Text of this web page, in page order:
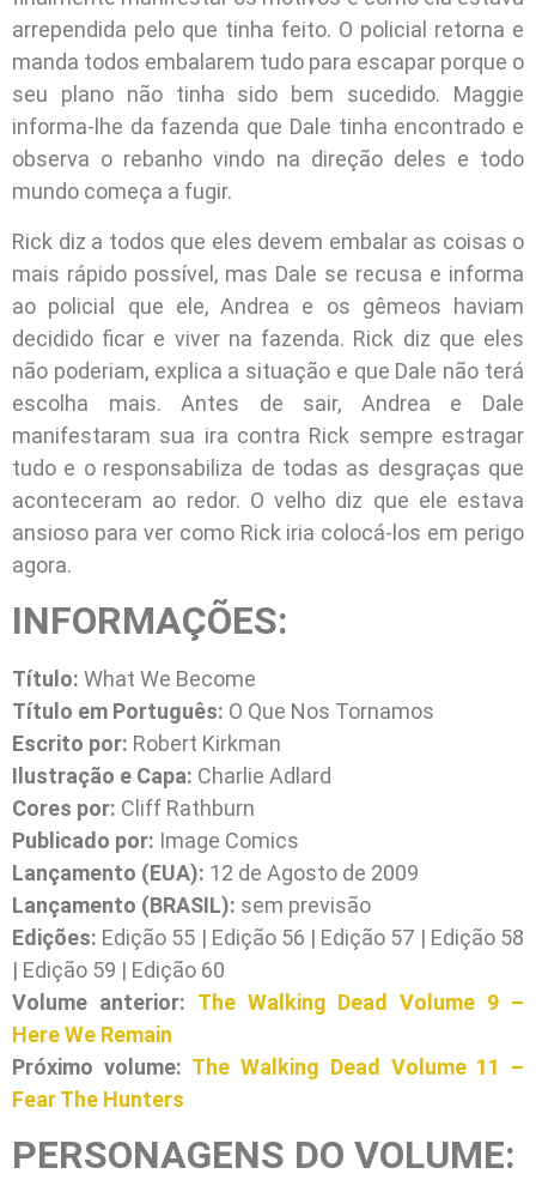
arrependida pelo que tinha feito. O policial retorna e
manda todos embalarem tudo para escapar porque o
seu plano não tinha sido bem sucedido. Maggie
informa-lhe da fazenda que Dale tinha encontrado e
observa o rebanho vindo na direção deles e todo
mundo começa a fugir.
Rick diz a todos que eles devem embalar as coisas o
mais rápido possível, mas Dale se recusa e informa
ao policial que ele, Andrea e os gêmeos haviam
decidido ficar e viver na fazenda. Rick diz que eles
não poderiam, explica a situação e que Dale não terá
escolha mais. Antes de sair, Andrea e Dale
manifestaram sua ira contra Rick sempre estragar
tudo e o responsabiliza de todas as desgraças que
aconteceram ao redor. O velho diz que ele estava
ansioso para ver como Rick iria colocá-los em perigo
agora.
INFORMAÇÕES:
Título: What We Become
Título em Português: O Que Nos Tornamos
Escrito por: Robert Kirkman
Ilustração e Capa: Charlie Adlard
Cores por: Cliff Rathburn
Publicado por: Image Comics
Lançamento (EUA): 12 de Agosto de 2009
Lançamento (BRASIL): sem previsão
Edições: Edição 55 | Edição 56 | Edição 57 | Edição 58
| Edição 59 | Edição 60
Volume anterior: The Walking Dead Volume 9 –
Here We Remain
Próximo volume: The Walking Dead Volume 11 –
Fear The Hunters
PERSONAGENS DO VOLUME: